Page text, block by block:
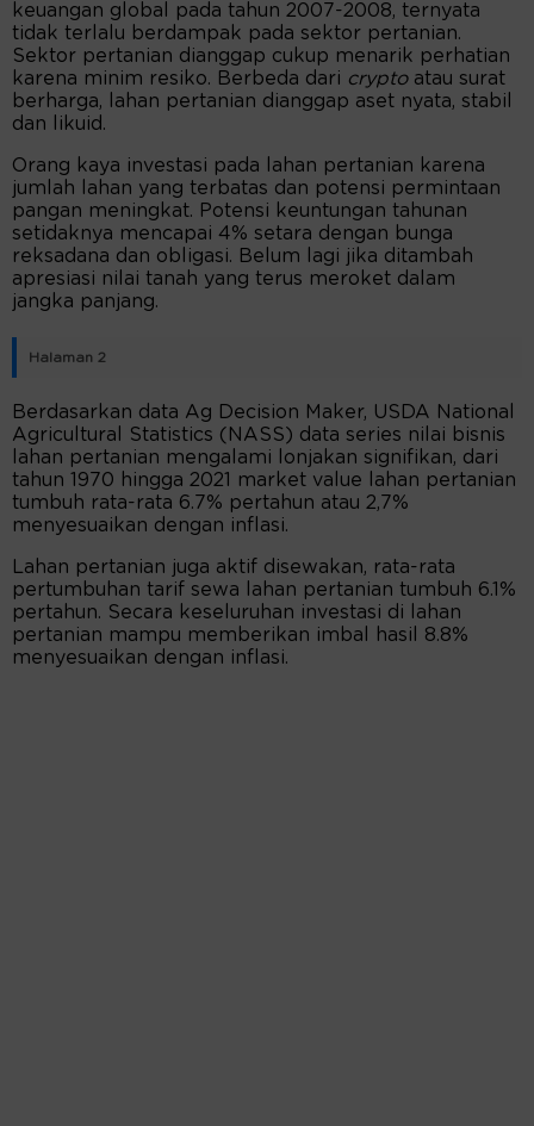
keuangan global pada tahun 2007-2008, ternyata
tidak terlalu berdampak pada sektor pertanian.
Sektor pertanian dianggap cukup menarik perhatian
karena minim resiko. Berbeda dari cryptoatau surat
berharga, lahan pertanian dianggap aset nyata, stabil
dan likuid.
Orang kaya investasi pada lahan pertanian karena
jumlah lahan yang terbatas dan potensi permintaan
pangan meningkat. Potensi keuntungan tahunan
setidaknya mencapai 4% setara dengan bunga
reksadana dan obligasi. Belum lagi jika ditambah
apresiasi nilai tanah yang terus meroket dalam
jangka panjang.
Halaman 2
Berdasarkan data Ag Decision Maker, USDA National
Agricultural Statistics (NASS) data series nilai bisnis
lahan pertanian mengalami lonjakan signifikan, dari
tahun 1970 hingga 2021 market value lahan pertanian
tumbuh rata-rata 6.7% pertahun atau 2,7%
menyesuaikan dengan inflasi.
Lahan pertanian juga aktif disewakan, rata-rata
pertumbuhan tarif sewa lahan pertanian tumbuh 6.1%
pertahun. Secara keseluruhan investasi di lahan
pertanian mampu memberikan imbal hasil 8.8%
menyesuaikan dengan inflasi.